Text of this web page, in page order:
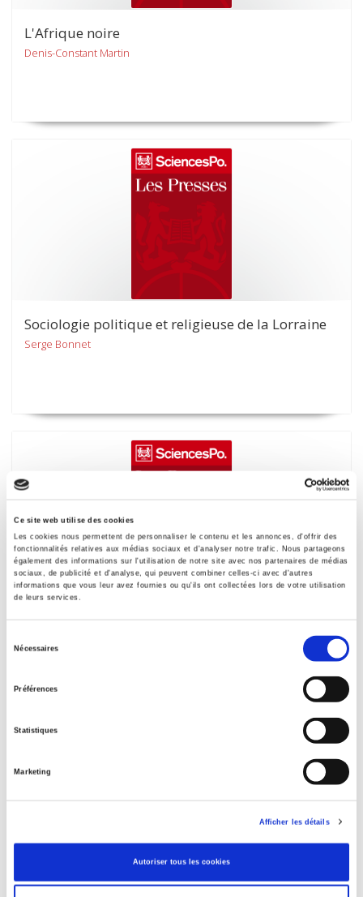
Ce site web utilise des cookies
Les cookies nous permettent de personnaliser le contenu et les annonces, d'offrir des
fonctionnalités relatives aux médias sociaux et d'analyser notre trafic. Nous partageons
également des informations sur l'utilisation de notre site avec nos partenaires de médias
sociaux, de publicité et d'analyse, qui peuvent combiner celles-ci avec d'autres
informations que vous leur avez fournies ou qu'ils ont collectées lors de votre utilisation
de leurs services.
Nécessaires
Préférences
Statistiques
Marketing
Afficher les détails
Autoriser tous les cookies
L'Afrique noire
Denis-Constant Martin
Sociologie politique et religieuse de la Lorraine
Serge Bonnet
La rentrée en scène du Japon
La politique japonaise face aux Etats-Unis depuis 1945
Pierre Fistié